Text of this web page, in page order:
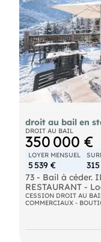
Pour plus de
O7.65.21.84.85
spécialisée en
, elle saura vous
accompagner de
*Agent
registre spécial
Chambéry sous le
droit au bail en
DROIT AU BAIL
350 000 €
LOYER MENSUEL
5 539 €
73 - Bail à céder.
RESTAURANT -
d'une station de
Vallées. Surface
de terrasse
d'une très belle
linéaire. Bail
CESSION DROIT AU
COMMERCIAUX -